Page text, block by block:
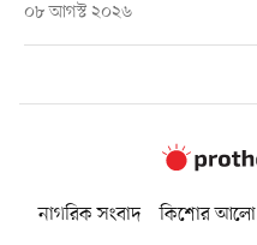
০৮ আগস্ট ২০২৬
নাগরিক সংবাদ কিশোর আলো